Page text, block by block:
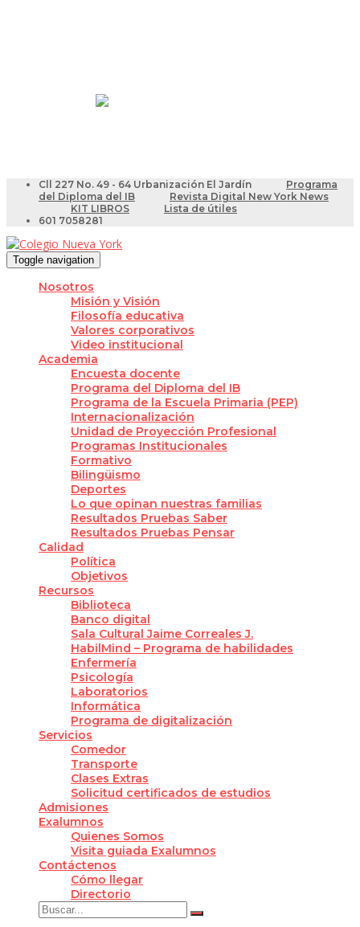
Cll 227 No. 49 - 64 Urbanización El Jardín
Programa
del Diploma del IB
Revista Digital New York News
KIT LIBROS
Lista de útiles
601 7058281
Toggle navigation
Nosotros
Misión y Visión
Filosofía educativa
Valores corporativos
Video institucional
Academia
Encuesta docente
Programa del Diploma del IB
Programa de la Escuela Primaria (PEP)
Internacionalización
Unidad de Proyección Profesional
Programas Institucionales
Formativo
Bilingüismo
Deportes
Lo que opinan nuestras familias
Resultados Pruebas Saber
Resultados Pruebas Pensar
Calidad
Política
Objetivos
Recursos
Biblioteca
Banco digital
Sala Cultural Jaime Correales J.
HabilMind – Programa de habilidades
Enfermería
Psicología
Laboratorios
Informática
Programa de digitalización
Servicios
Comedor
Transporte
Clases Extras
Solicitud certificados de estudios
Admisiones
Exalumnos
Quienes Somos
Visita guiada Exalumnos
Contáctenos
Cómo llegar
Directorio